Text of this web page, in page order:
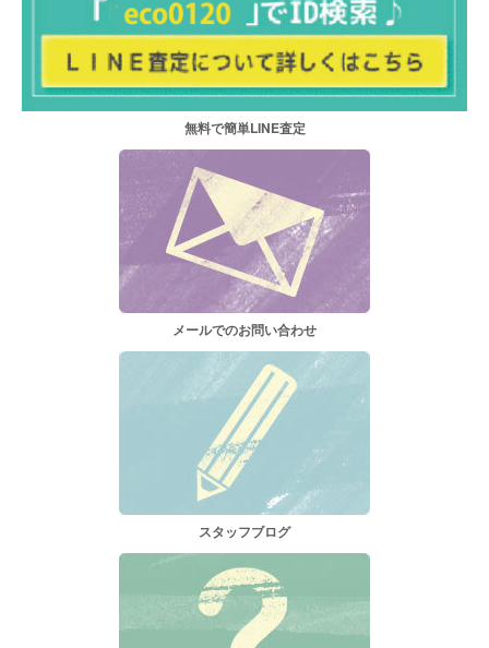
無料で簡単LINE査定
メールでのお問い合わせ
スタッフブログ